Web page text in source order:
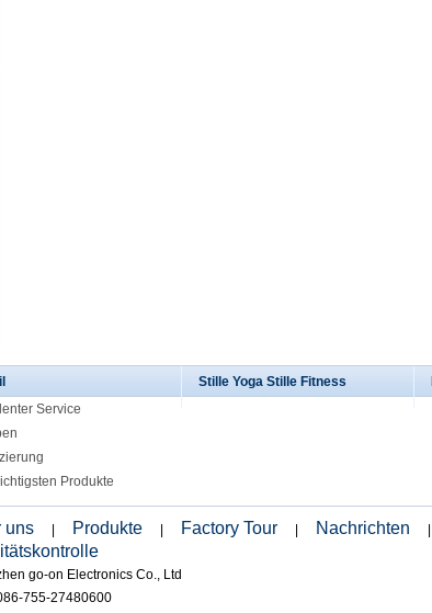
Service
Produkte
Stille Yoga Stille Fitness
uns Produkte Factory Tour Nachrichten
go-on Electronics Co., Ltd
755-27480600